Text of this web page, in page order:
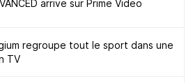
arrive sur Prime Video
regroupe tout le sport dans une
TV